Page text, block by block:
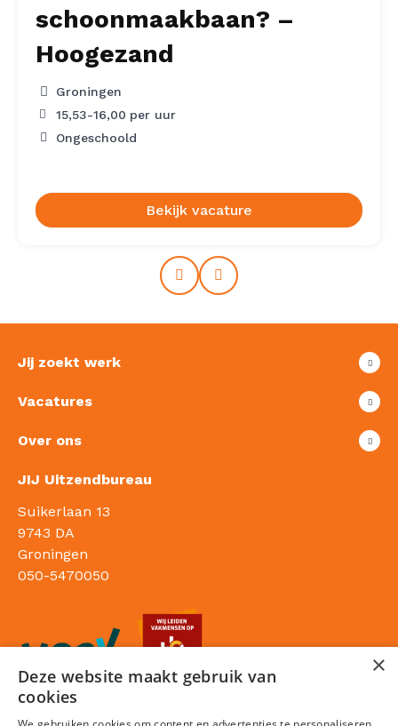
schoonmaakbaan? –
Hoogezand
Groningen
15,53-16,00 per uur
Ongeschoold
Bekijk vacature
Prev Next
Jij zoekt werk
Vacatures
Over ons
JIJ Uitzendbureau
Suikerlaan 13
9743 DA
Groningen
050-5470050
×
Deze website maakt gebruik van
cookies